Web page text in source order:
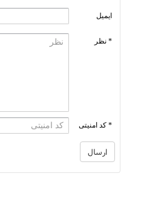
ایمیل
* نظر
* کد امنیتی